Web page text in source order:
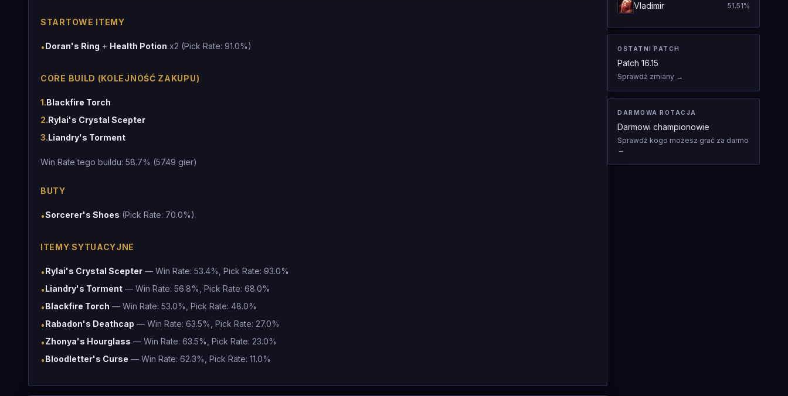
STARTOWE ITEMY
•Doran's Ring + Health Potion x2 (Pick Rate: 91.0%)
CORE BUILD (KOLEJNOŚĆ ZAKUPU)
1.Blackfire Torch
2.Rylai's Crystal Scepter
3.Liandry's Torment
Win Rate tego buildu: 58.7% (5749 gier)
BUTY
•Sorcerer's Shoes (Pick Rate: 70.0%)
ITEMY SYTUACYJNE
•Rylai's Crystal Scepter — Win Rate: 53.4%, Pick Rate: 93.0%
•Liandry's Torment — Win Rate: 56.8%, Pick Rate: 68.0%
•Blackfire Torch — Win Rate: 53.0%, Pick Rate: 48.0%
•Rabadon's Deathcap — Win Rate: 63.5%, Pick Rate: 27.0%
•Zhonya's Hourglass — Win Rate: 63.5%, Pick Rate: 23.0%
•Bloodletter's Curse — Win Rate: 62.3%, Pick Rate: 11.0%
Vladimir 51.51%
OSTATNI PATCH
Patch 16.15
Sprawdź zmiany →
DARMOWA ROTACJA
Darmowi championowie
Sprawdź kogo możesz grać za darmo
→